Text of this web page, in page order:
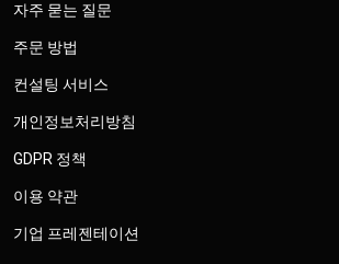
자주 묻는 질문
주문 방법
컨설팅 서비스
개인정보처리방침
GDPR 정책
이용 약관
기업 프레젠테이션